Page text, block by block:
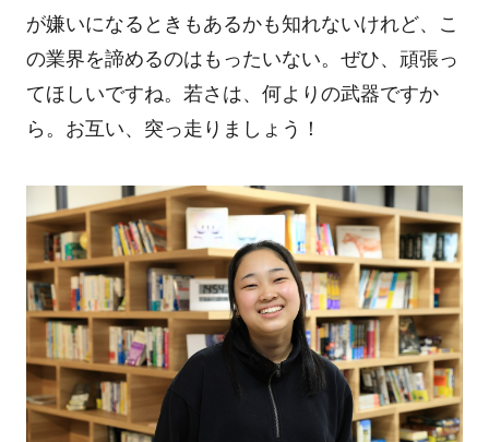
が嫌いになるときもあるかも知れないけれど、こ
の業界を諦めるのはもったいない。ぜひ、頑張っ
てほしいですね。若さは、何よりの武器ですか
ら。お互い、突っ走りましょう！